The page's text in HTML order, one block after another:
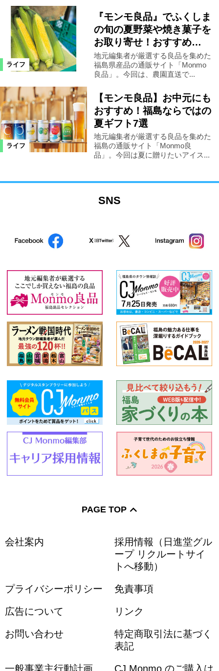
ライフ
『モンモ良品』でふくしま
の旬の夏野菜や焼き菓子を
お取り寄せ！おすすめ…
地元編集者が厳選する良品を集めた
福島県産品の通販サイト「Monmo
良品」。今回は、農園直送で...
ライフ
【モンモ良品】お中元にも
おすすめ！福島ならではの
夏ギフト7選
地元編集者が厳選する良品を集めた
福島の通販サイト「Monmo良
品」。今回は夏に贈りたいアイス...
SNS
PAGE TOP
会社案内
採用情報（日進堂グル
ープ リクルートサイ
トへ移動）
プライバシーポリシー 免責事項
広告について リンク
お問い合わせ
特定商取引法に基づく
表記
一般事業主行動計画 CJ Monmo のご購入は